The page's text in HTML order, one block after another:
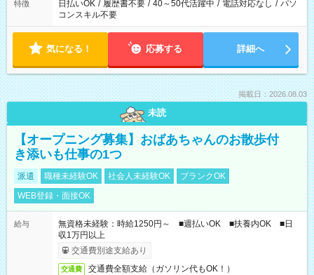
特徴 日払いOK / 履歴書不要 / 40～50代活躍中 / 電話対応なし / パソ
コンスキル不要
気になる！ 応募する 詳細へ
掲載日：2026.08.03
未読
【オープニング募集】おばあちゃんのお散歩付
き添いも仕事の1つ
派遣 職種未経験OK 社会人未経験OK
ブランクOK
WEB登録・面接OK
給与
無資格未経験：時給1250円～ ■週払いOK ■扶養内OK ■日
収1万円以上
交通費別途支給あり
交通費 交通費全額支給（ガソリン代もOK！）